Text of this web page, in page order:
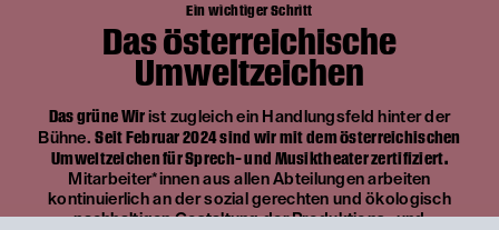
Ein wichtiger Schritt
Das Österreichische
Umweltzeichen
Das grüne Wir ist zugleich ein Handlungsfeld hinter der
Bühne.Seit Februar 2024 sind wir mit dem Österreichischen
Umweltzeichen für Sprech- und Musiktheater zertifiziert.
Mitarbeiter*innen aus allen Abteilungen arbeiten
kontinuierlich an der sozial gerechten und ökologisch
nachhaltigen Gestaltung der Produktions- und